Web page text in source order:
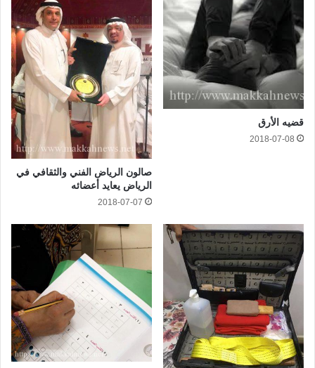
قضيه الأرق
2018-07-08
صالون الرياض الفني والثقافي في
الرياض يعايد أعضائه
2018-07-07